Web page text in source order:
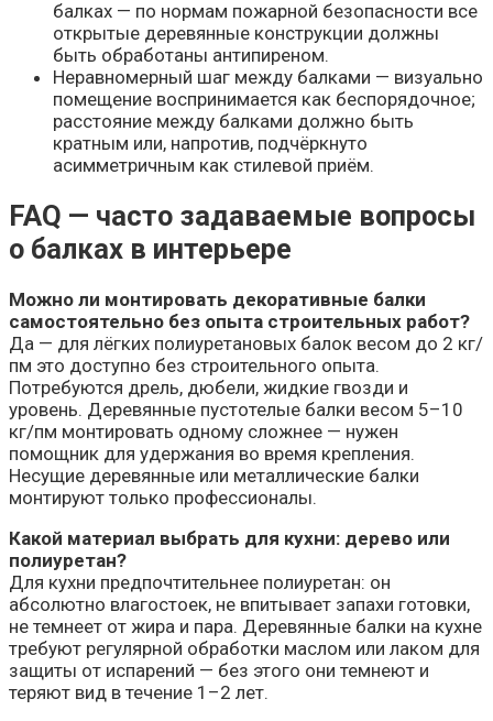
балках — по нормам пожарной безопасности все
открытые деревянные конструкции должны
быть обработаны антипиреном.
Неравномерный шаг между балками — визуально
помещение воспринимается как беспорядочное;
расстояние между балками должно быть
кратным или, напротив, подчёркнуто
асимметричным как стилевой приём.
FAQ — часто задаваемые вопросы
о балках в интерьере
Можно ли монтировать декоративные балки
самостоятельно без опыта строительных работ?
Да — для лёгких полиуретановых балок весом до 2 кг/
пм это доступно без строительного опыта.
Потребуются дрель, дюбели, жидкие гвозди и
уровень. Деревянные пустотелые балки весом 5–10
кг/пм монтировать одному сложнее — нужен
помощник для удержания во время крепления.
Несущие деревянные или металлические балки
монтируют только профессионалы.
Какой материал выбрать для кухни: дерево или
полиуретан?
Для кухни предпочтительнее полиуретан: он
абсолютно влагостоек, не впитывает запахи готовки,
не темнеет от жира и пара. Деревянные балки на кухне
требуют регулярной обработки маслом или лаком для
защиты от испарений — без этого они темнеют и
теряют вид в течение 1–2 лет.